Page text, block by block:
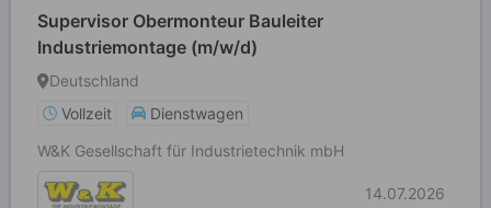
Supervisor Obermonteur Bauleiter
Industriemontage (m/w/d)
Deutschland
Vollzeit
Dienstwagen
W&K Gesellschaft für Industrietechnik mbH
14.07.2026